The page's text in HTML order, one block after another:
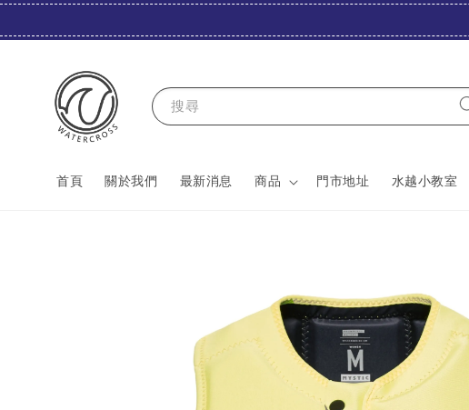
搜尋
首頁 關於我們 最新消息 商品 門市地址 水越小教室